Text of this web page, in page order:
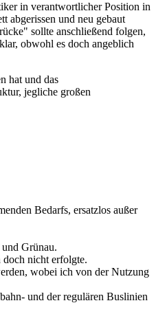
in verantwortlicher Position in
abgerissen und neu gebaut
sollte anschließend folgen,
obwohl es doch angeblich
hat und das
jegliche großen
Bedarfs, ersatzlos außer
Grünau.
nicht erfolgte.
wobei ich von der Nutzung
und der regulären Buslinien